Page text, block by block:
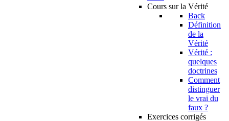
Cours sur la Vérité
Back
Définition
de la
Vérité
Vérité :
quelques
doctrines
Comment
distinguer
le vrai du
faux ?
Exercices corrigés